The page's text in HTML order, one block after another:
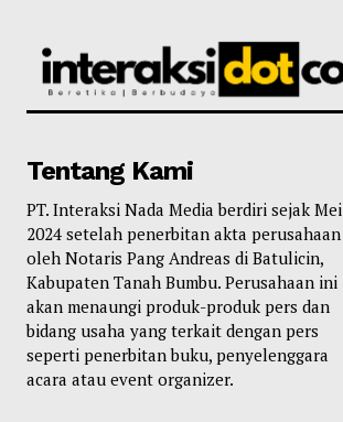
Tentang Kami
PT. Interaksi Nada Media berdiri sejak Mei
2024 setelah penerbitan akta perusahaan
oleh Notaris Pang Andreas di Batulicin,
Kabupaten Tanah Bumbu. Perusahaan ini
akan menaungi produk-produk pers dan
bidang usaha yang terkait dengan pers
seperti penerbitan buku, penyelenggara
acara atau event organizer.